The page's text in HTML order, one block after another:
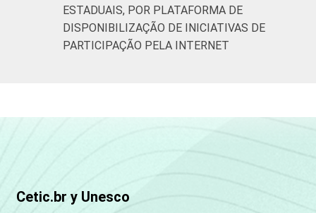
ESTADUAIS, POR PLATAFORMA DE
DISPONIBILIZAÇÃO DE INICIATIVAS DE
PARTICIPAÇÃO PELA INTERNET
Cetic.br y Unesco